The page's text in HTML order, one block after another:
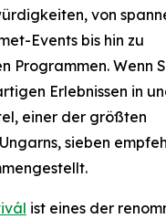
von
Events bis hin zu
Programmen. Wenn
Erlebnissen in
einer der größten
sieben
ist eines der